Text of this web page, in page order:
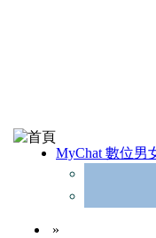
MyChat 數位男
»